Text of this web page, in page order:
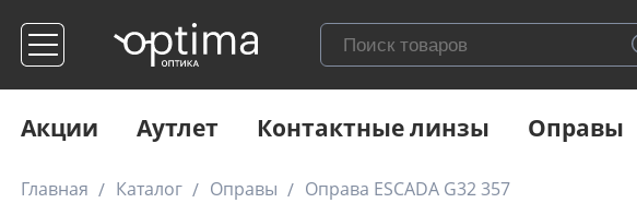
Акции Аутлет Контактные линзы Оправы
Главная Каталог Оправы Оправа ESCADA G32 357